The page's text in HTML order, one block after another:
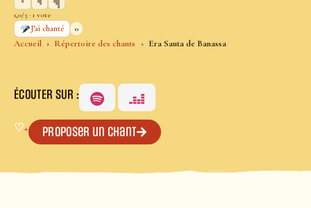
Accueil Répertoire des chants Era Sauta de Banassa
1,0/3 · 1 vote
J’ai chanté
0
ÉCOUTER SUR :
♡+ Proposer un chant